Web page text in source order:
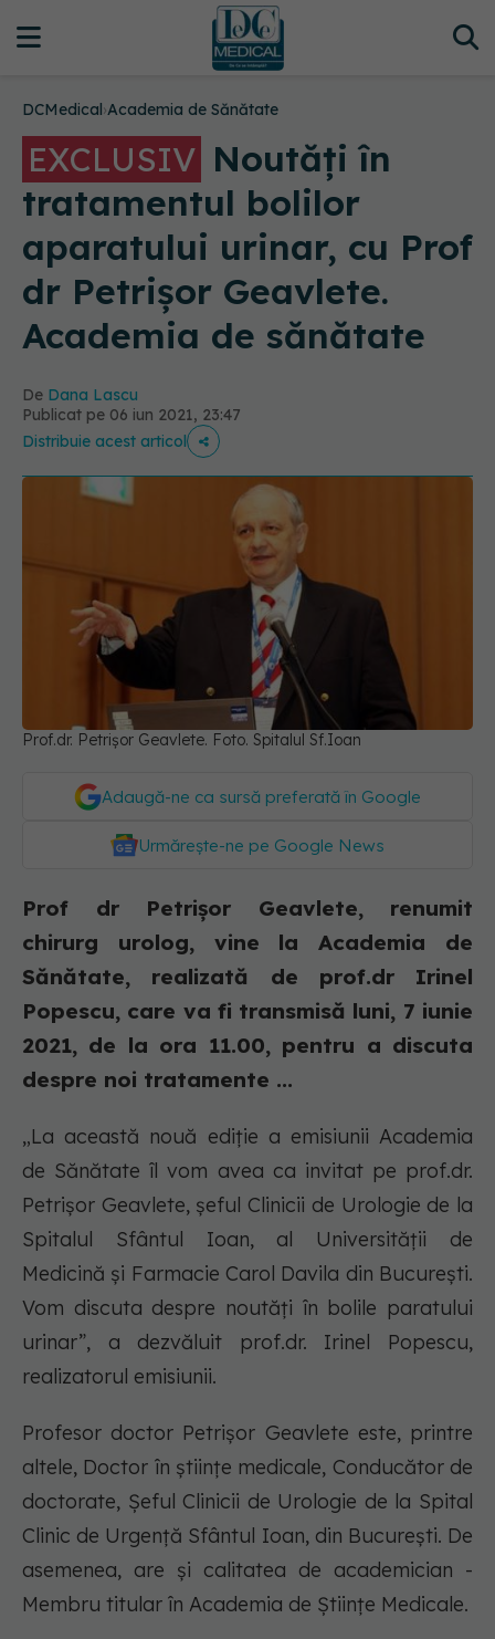
DCMedical›Academia de Sănătate
EXCLUSIV Noutăți în
tratamentul bolilor
aparatului urinar, cu Prof
dr Petrișor Geavlete.
Academia de sănătate
De Dana Lascu
Publicat pe 06 iun 2021, 23:47
Distribuie acest articol
Prof.dr. Petrișor Geavlete. Foto. Spitalul Sf.Ioan
Adaugă-ne ca sursă preferată în Google
Urmărește-ne pe Google News
Prof dr Petrișor Geavlete, renumit
chirurg urolog, vine la Academia de
Sănătate, realizată de prof.dr Irinel
Popescu, care va fi transmisă luni, 7 iunie
2021, de la ora 11.00, pentru a discuta
despre noi tratamente ...
„La această nouă ediție a emisiunii Academia
de Sănătate îl vom avea ca invitat pe prof.dr.
Petrișor Geavlete, șeful Clinicii de Urologie de la
Spitalul Sfântul Ioan, al Universității de
Medicină și Farmacie Carol Davila din București.
Vom discuta despre noutăți în bolile paratului
urinar”, a dezvăluit prof.dr. Irinel Popescu,
realizatorul emisiunii.
Profesor doctor Petrișor Geavlete este, printre
altele, Doctor în științe medicale, Conducător de
doctorate, Șeful Clinicii de Urologie de la Spital
Clinic de Urgență Sfântul Ioan, din București. De
asemenea, are și calitatea de academician -
Membru titular în Academia de Științe Medicale.